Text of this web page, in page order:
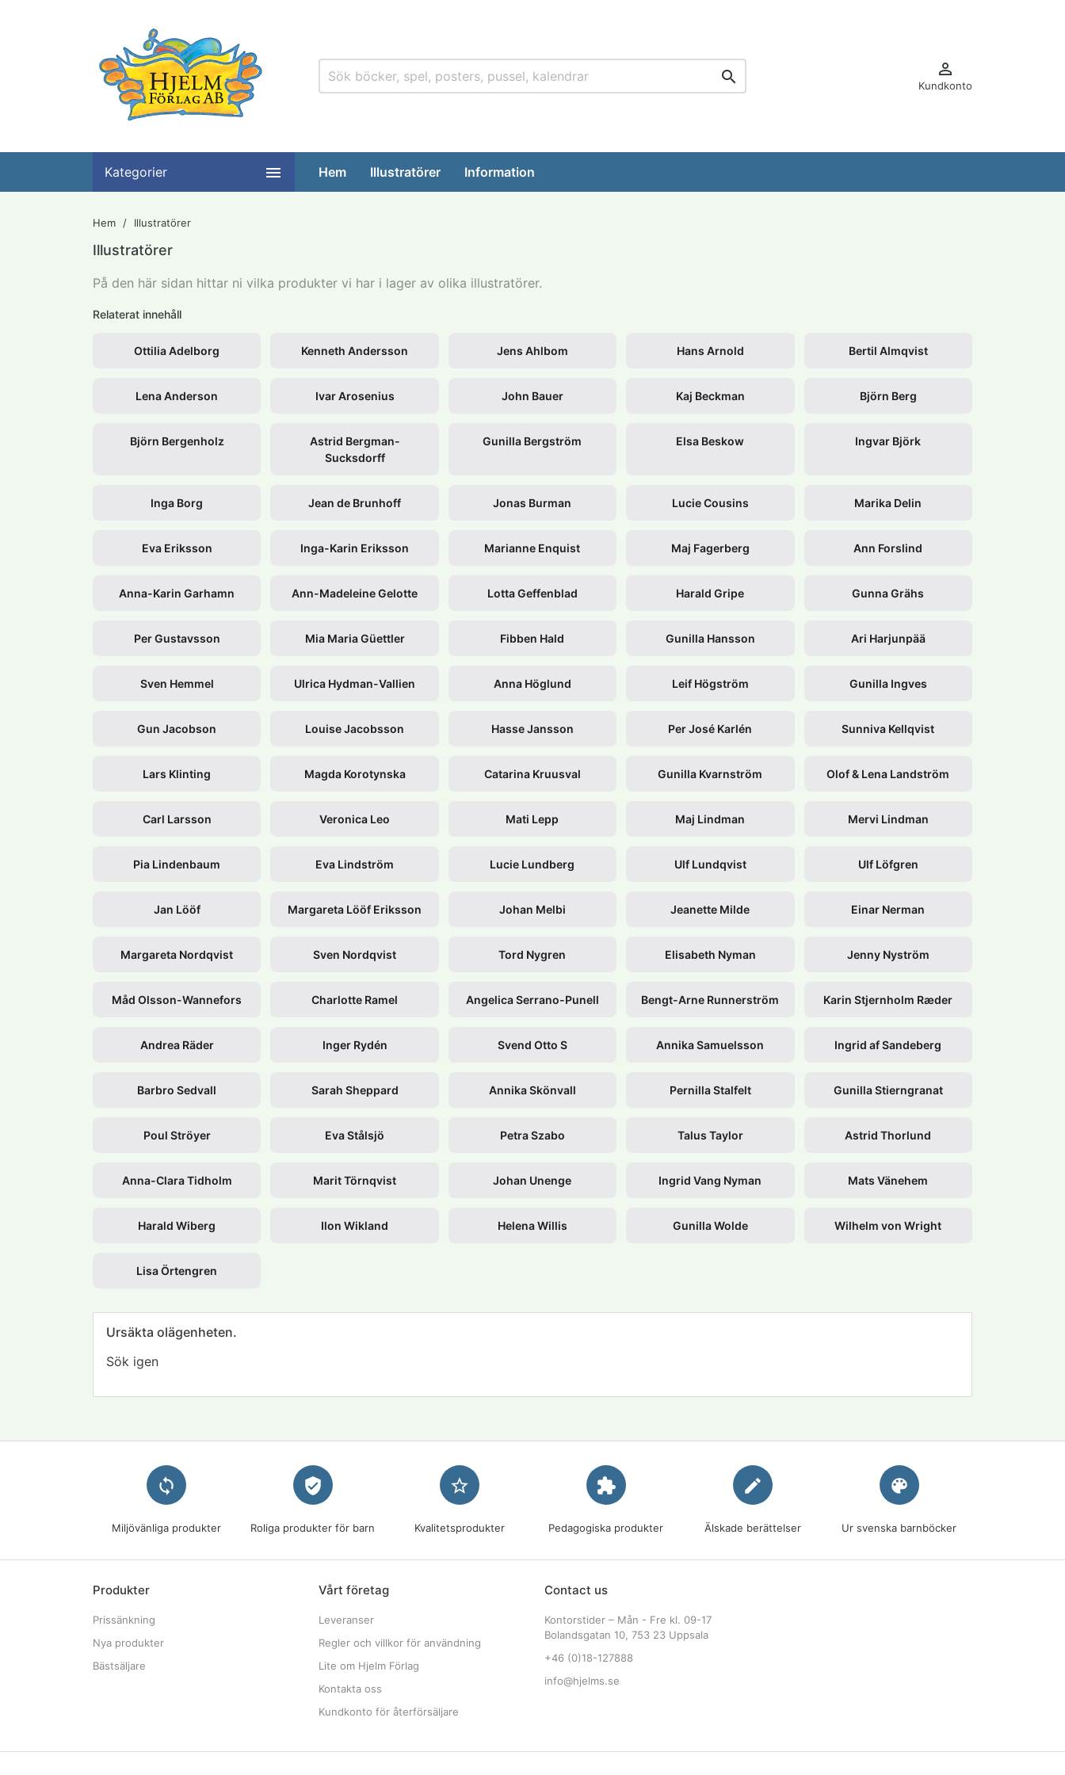
 
Kundkonto
Kategorier  Hem Illustratörer Information
Hem Illustratörer
Illustratörer
På den här sidan hittar ni vilka produkter vi har i lager av olika illustratörer.
Relaterat innehåll
Ottilia Adelborg Kenneth Andersson Jens Ahlbom Hans Arnold Bertil Almqvist
Lena Anderson Ivar Arosenius John Bauer Kaj Beckman Björn Berg
Björn Bergenholz
Astrid Bergman-
Sucksdorff
Gunilla Bergström Elsa Beskow Ingvar Björk
Inga Borg Jean de Brunhoff Jonas Burman Lucie Cousins Marika Delin
Eva Eriksson Inga-Karin Eriksson Marianne Enquist Maj Fagerberg Ann Forslind
Anna-Karin Garhamn Ann-Madeleine Gelotte Lotta Geffenblad Harald Gripe Gunna Grähs
Per Gustavsson Mia Maria Güettler Fibben Hald Gunilla Hansson Ari Harjunpää
Sven Hemmel Ulrica Hydman-Vallien Anna Höglund Leif Högström Gunilla Ingves
Gun Jacobson Louise Jacobsson Hasse Jansson Per José Karlén Sunniva Kellqvist
Lars Klinting Magda Korotynska Catarina Kruusval Gunilla Kvarnström Olof & Lena Landström
Carl Larsson Veronica Leo Mati Lepp Maj Lindman Mervi Lindman
Pia Lindenbaum Eva Lindström Lucie Lundberg Ulf Lundqvist Ulf Löfgren
Jan Lööf Margareta Lööf Eriksson Johan Melbi Jeanette Milde Einar Nerman
Margareta Nordqvist Sven Nordqvist Tord Nygren Elisabeth Nyman Jenny Nyström
Måd Olsson-Wannefors Charlotte Ramel Angelica Serrano-Punell Bengt-Arne Runnerström Karin Stjernholm Ræder
Andrea Räder Inger Rydén Svend Otto S Annika Samuelsson Ingrid af Sandeberg
Barbro Sedvall Sarah Sheppard Annika Skönvall Pernilla Stalfelt Gunilla Stierngranat
Poul Ströyer Eva Stålsjö Petra Szabo Talus Taylor Astrid Thorlund
Anna-Clara Tidholm Marit Törnqvist Johan Unenge Ingrid Vang Nyman Mats Vänehem
Harald Wiberg Ilon Wikland Helena Willis Gunilla Wolde Wilhelm von Wright
Lisa Örtengren
Ursäkta olägenheten.
Sök igen
loop
Miljövänliga produkter
verified_user
Roliga produkter för barn
star_border
Kvalitetsprodukter
extension
Pedagogiska produkter
edit
Älskade berättelser
palette
Ur svenska barnböcker
Produkter
Prissänkning
Nya produkter
Bästsäljare
Vårt företag
Leveranser
Regler och villkor för användning
Lite om Hjelm Förlag
Kontakta oss
Kundkonto för återförsäljare
Contact us
Kontorstider – Mån - Fre kl. 09-17
Bolandsgatan 10, 753 23 Uppsala
+46 (0)18-127888
info@hjelms.se